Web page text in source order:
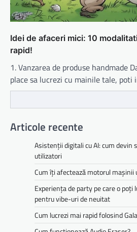
Idei de afaceri mici: 10
rapid!
1. Vanzarea de produse handmade
place sa lucrezi cu mainile tale,
Articole recente
Asistenții digitali cu AI: cum
utilizatori
Cum îți afectează motorul mașinii
Experiența de party pe care o
pentru vibe-uri de neuitat
Cum lucrezi mai rapid folosind